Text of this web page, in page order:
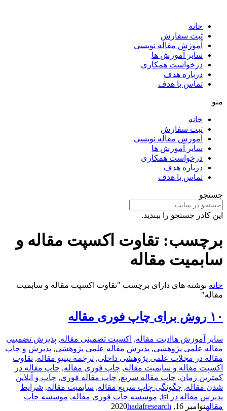
خانه
ثبت سفارش
آموزش مقاله نویسی
سایر آموزش ها
درخواست همکاری
درباره هدف
تماس با هدف
منو
خانه
ثبت سفارش
آموزش مقاله نویسی
سایر آموزش ها
درخواست همکاری
درباره هدف
تماس با هدف
جستجو
این کادر جستجو را ببندید.
برچسب:تقاوت اکسپت مقاله و
سابمیت مقاله
خانه نوشته های دارای برچسب "تقاوت اکسپت مقاله و سابمیت
مقاله"
۱۰ روش برای چاپ فوری مقاله
سایر آموزش ها ادیت مقاله, اکسپت تضمینی مقاله, پذیرش تضمینی
مقاله علمی پژوهشی, پذیرش مقاله علمی پژوهشی, پذیرش و چاپ
مقاله در مجلات علمی پژوهشی داخلی, ترجمه نیتیو مقاله, تقاوت
اکسپت مقاله و سابمیت مقاله, چاپ فوری مقاله, چاپ مقاله در
کمترین زمان, چاپ مقاله سریع, چاپ مقاله فوری, چاپ و آنلاین
شدن مقاله, چگونگی چاپ سریع مقاله, سابمیت مقاله, شرایط
پذیرش مقاله در isi
, موسسه چاپ فوری مقاله, موسسه چاپ
مقالهنوامبر 16, 2020 hadafresearch